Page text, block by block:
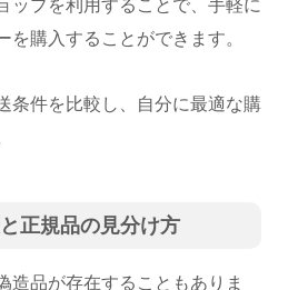
ップを利用することで、手軽に
を購入することができます。
条件を比較し、自分に最適な購
正規品の見分け方
造品が存在することもありま